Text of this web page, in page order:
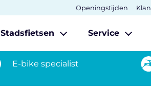
Openingstijden
Stadsfietsen Service
E-bike specialist